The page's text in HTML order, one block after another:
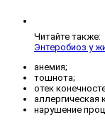
Читайте также:
Энтеробиоз у
анемия;
тошнота;
отек
аллергическая
нарушение